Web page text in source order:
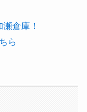
倉庫！
ら